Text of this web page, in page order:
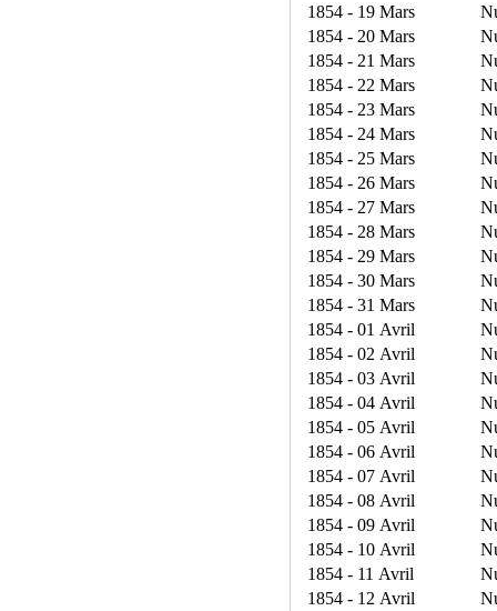
1854 - 19 Mars
1854 - 20 Mars
1854 - 21 Mars
1854 - 22 Mars
1854 - 23 Mars
1854 - 24 Mars
1854 - 25 Mars
1854 - 26 Mars
1854 - 27 Mars
1854 - 28 Mars
1854 - 29 Mars
1854 - 30 Mars
1854 - 31 Mars
1854 - 01 Avril
1854 - 02 Avril
1854 - 03 Avril
1854 - 04 Avril
1854 - 05 Avril
1854 - 06 Avril
1854 - 07 Avril
1854 - 08 Avril
1854 - 09 Avril
1854 - 10 Avril
1854 - 11 Avril
1854 - 12 Avril